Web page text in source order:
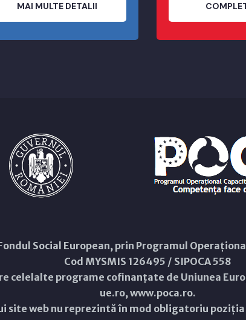
MAI MULTE DETALII
Social European, prin Programul
Cod MYSMIS 126495 / SIPOCA 558
celelalte programe cofinanțate de Uniunea
ue.ro, www.poca.ro.
site web nu reprezintă în mod obligatoriu poziția